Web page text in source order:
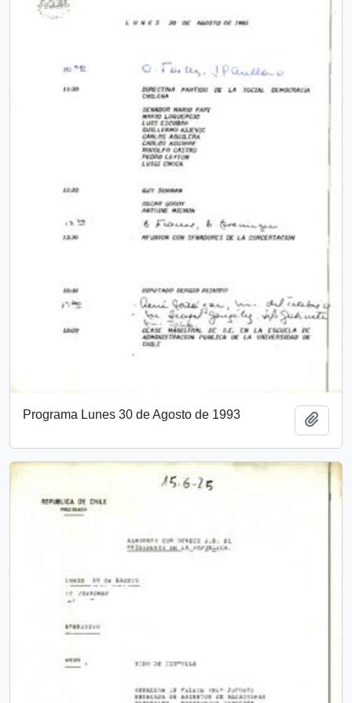
Programa Lunes 30 de Agosto de 1993